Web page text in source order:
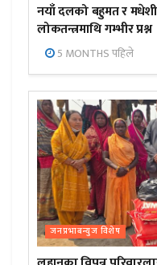
नयाँ दलको बहुमत र
लोकतन्त्रमाथि गम्भीर प्रश्न
5 MONTHS पहिले
जनप्रभाबन्युज विशेष